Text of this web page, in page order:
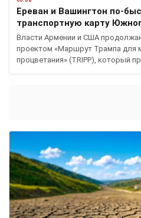
Ереван и Вашингтон по-
транспортную карту
Власти Армении и США
проектом «Маршрут Трампа для
процветания» (TRIPP), который